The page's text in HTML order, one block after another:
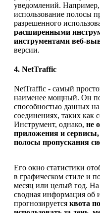
уведомлений. Например,
использование полосы
разрешенного
расширенными
инструментами веб-
версии.
4. NetTraffic
NetTraffic - самый
наименее мощный. Он
способностью данных
соединениях, таких как
Инструмент, однако, не
приложения и сервисы,
полосы пропускания
Его окно статистики
в графическом стиле и
месяц или целый год.
сводная информация об
прогнозируется квота